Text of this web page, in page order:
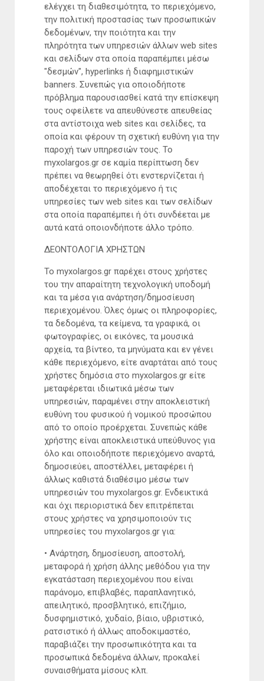
ελέγχει τη διαθεσιμότητα, το περιεχόμενο,
την πολιτική προστασίας των προσωπικών
δεδομένων, την ποιότητα και την
πληρότητα των υπηρεσιών άλλων web sites
και σελίδων στα οποία παραπέμπει μέσω
"δεσμών", hyperlinks ή διαφημιστικών
banners. Συνεπώς για οποιοδήποτε
πρόβλημα παρουσιασθεί κατά την επίσκεψη
τους οφείλετε να απευθύνεστε απευθείας
στα αντίστοιχα web sites και σελίδες, τα
οποία και φέρουν τη σχετική ευθύνη για την
παροχή των υπηρεσιών τους. Το
myxolargos.gr σε καμία περίπτωση δεν
πρέπει να θεωρηθεί ότι ενστερνίζεται ή
αποδέχεται το περιεχόμενο ή τις
υπηρεσίες των web sites και των σελίδων
στα οποία παραπέμπει ή ότι συνδέεται με
αυτά κατά οποιονδήποτε άλλο τρόπο.
ΔΕΟΝΤΟΛΟΓΙΑ ΧΡΗΣΤΩΝ
Το myxolargos.gr παρέχει στους χρήστες
του την απαραίτητη τεχνολογική υποδομή
και τα μέσα για ανάρτηση/δημοσίευση
περιεχομένου. Όλες όμως οι πληροφορίες,
τα δεδομένα, τα κείμενα, τα γραφικά, οι
φωτογραφίες, οι εικόνες, τα μουσικά
αρχεία, τα βίντεο, τα μηνύματα και εν γένει
κάθε περιεχόμενο, είτε αναρτάται από τους
χρήστες δημόσια στο myxolargos.gr είτε
μεταφέρεται ιδιωτικά μέσω των
υπηρεσιών, παραμένει στην αποκλειστική
ευθύνη του φυσικού ή νομικού προσώπου
από το οποίο προέρχεται. Συνεπώς κάθε
χρήστης είναι αποκλειστικά υπεύθυνος για
όλο και οποιοδήποτε περιεχόμενο αναρτά,
δημοσιεύει, αποστέλλει, μεταφέρει ή
άλλως καθιστά διαθέσιμο μέσω των
υπηρεσιών του myxolargos.gr. Ενδεικτικά
και όχι περιοριστικά δεν επιτρέπεται
στους χρήστες να χρησιμοποιούν τις
υπηρεσίες του myxolargos.gr για:
• Ανάρτηση, δημοσίευση, αποστολή,
μεταφορά ή χρήση άλλης μεθόδου για την
εγκατάσταση περιεχομένου που είναι
παράνομο, επιβλαβές, παραπλανητικό,
απειλητικό, προσβλητικό, επιζήμιο,
δυσφημιστικό, χυδαίο, βίαιο, υβριστικό,
ρατσιστικό ή άλλως αποδοκιμαστέο,
παραβιάζει την προσωπικότητα και τα
προσωπικά δεδομένα άλλων, προκαλεί
συναισθήματα μίσους κλπ.